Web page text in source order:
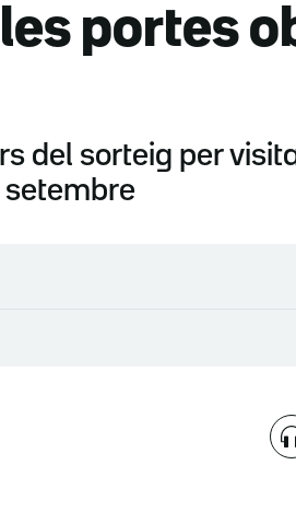
portes
del sorteig per
setembre